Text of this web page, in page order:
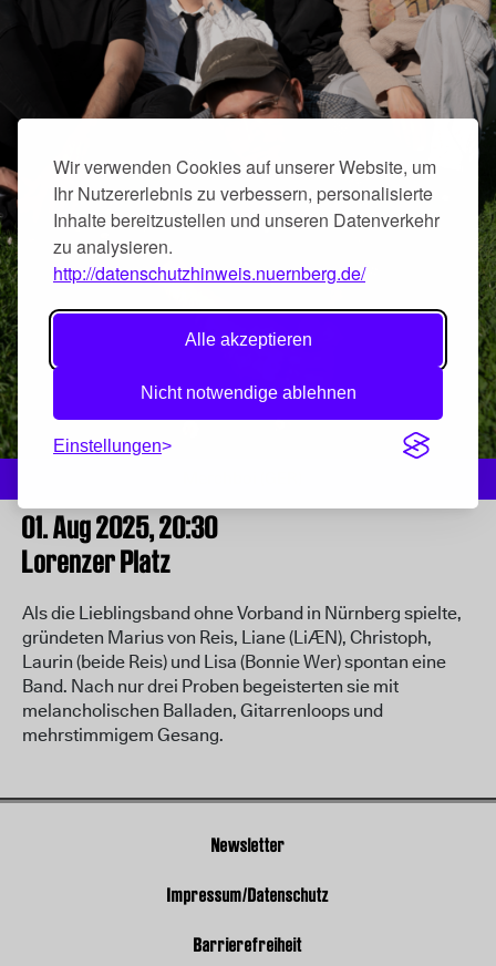
Wir verwenden Cookies auf unserer Website, um
Ihr Nutzererlebnis zu verbessern, personalisierte
Inhalte bereitzustellen und unseren Datenverkehr
zu analysieren.
http://datenschutzhinweis.nuernberg.de/
Alle akzeptieren
Nicht notwendige ablehnen
Einstellungen
01. Aug 2025,20:30
Lorenzer Platz
Als die Lieblingsband ohne Vorband in Nürnberg spielte,
gründeten Marius von Reis, Liane (LiÆN), Christoph,
Laurin (beide Reis) und Lisa (Bonnie Wer) spontan eine
Band. Nach nur drei Proben begeisterten sie mit
melancholischen Balladen, Gitarrenloops und
mehrstimmigem Gesang.
Newsletter
Impressum/Datenschutz
Barrierefreiheit